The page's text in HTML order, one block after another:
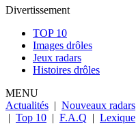
Divertissement
TOP 10
Images drôles
Jeux radars
Histoires drôles
MENU
Actualités | Nouveaux radars
| Top 10 | F.A.Q | Lexique